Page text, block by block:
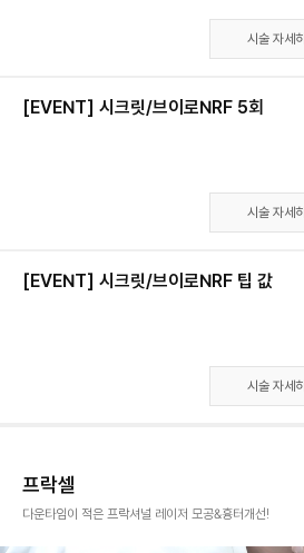
시술 자세히
[EVENT] 시크릿/브이로NRF 5회
시술 자세히
[EVENT] 시크릿/브이로NRF 팁 값
시술 자세히
프락셀
다운타임이 적은 프락셔널 레이저 모공&흉터개선!